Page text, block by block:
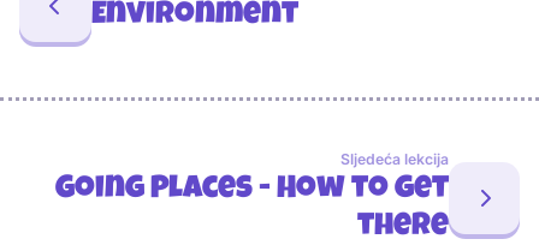
Environment
Sljedeća lekcija
Going Places - How to get
there